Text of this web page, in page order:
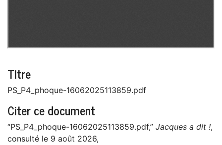
Titre
PS_P4_phoque-16062025113859.pdf
Citer ce document
“PS_P4_phoque-16062025113859.pdf,” Jacques a dit !,
consulté le 9 août 2026,